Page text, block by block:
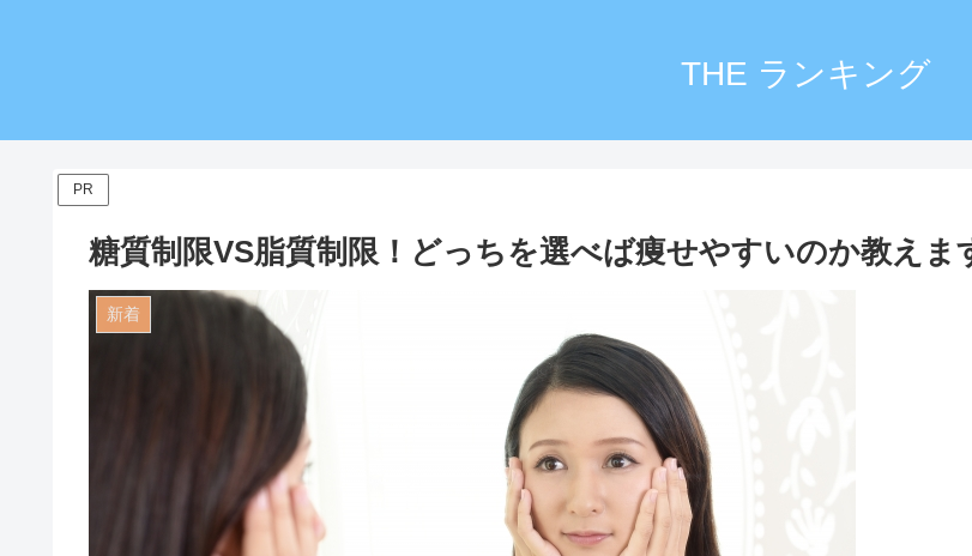
THE ランキング
PR
糖質制限VS脂質制限！どっちを選べば痩せやすいのか教えま
新着